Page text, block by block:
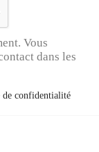
Vous
dans les
de confidentialité